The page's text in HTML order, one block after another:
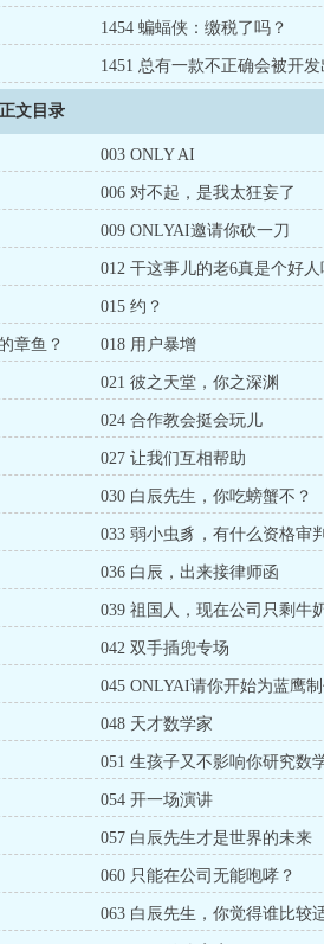
1454 蝙蝠侠：缴税了吗？
1451 总有一款不正确会被开
文目录
003 ONLY AI
006 对不起，是我太狂妄了
009 ONLYAI邀请你砍一刀
012 干这事儿的老6真是个好人
015 约？
章鱼？ 018 用户暴增
021 彼之天堂，你之深渊
024 合作教会挺会玩儿
027 让我们互相帮助
030 白辰先生，你吃螃蟹不？
033 弱小虫豸，有什么资格审
036 白辰，出来接律师函
039 祖国人，现在公司只剩牛
042 双手插兜专场
045 ONLYAI请你开始为蓝鹰
048 天才数学家
051 生孩子又不影响你研究数
054 开一场演讲
057 白辰先生才是世界的未来
060 只能在公司无能咆哮？
063 白辰先生，你觉得谁比较